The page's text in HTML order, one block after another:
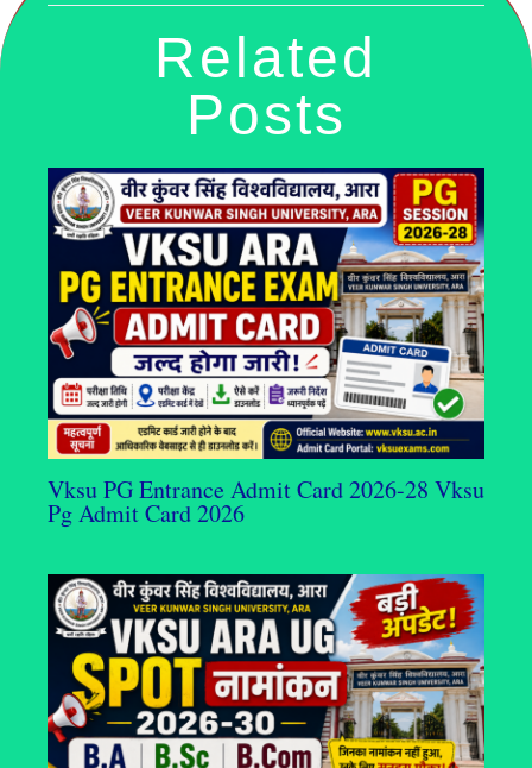
Related
Posts
Vksu PG Entrance Admit Card 2026-28 Vksu
Pg Admit Card 2026